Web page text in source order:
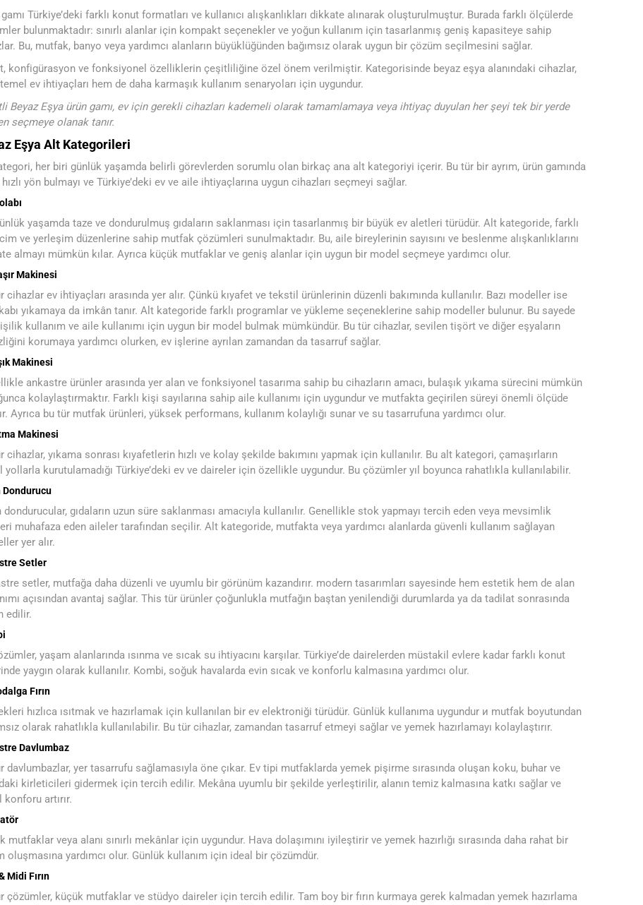
Türkiye’deki farklı konut formatları ve kullanıcı alışkanlıkları dikkate alınarak oluşturulmuştur. Burada farklı ölçülerde
bulunmaktadır: sınırlı alanlar için kompakt seçenekler ve yoğun kullanım için tasarlanmış geniş kapasiteye sahip
Bu, mutfak, banyo veya yardımcı alanların büyüklüğünden bağımsız olarak uygun bir çözüm seçilmesini sağlar.
konfigürasyon ve fonksiyonel özelliklerin çeşitliliğine özel önem verilmiştir. Kategorisinde beyaz eşya alanındaki cihazlar,
ev ihtiyaçları hem de daha karmaşık kullanım senaryoları için uygundur.
Beyaz Eşya ürün gamı, ev için gerekli cihazları kademeli olarak tamamlamaya veya ihtiyaç duyulan her şeyi tek bir yerde
seçmeye olanak tanır.
Eşya Alt Kategorileri
her biri günlük yaşamda belirli görevlerden sorumlu olan birkaç ana alt kategoriyi içerir. Bu tür bir ayrım, ürün gamında
yön bulmayı ve Türkiye’deki ev ve aile ihtiyaçlarına uygun cihazları seçmeyi sağlar.
yaşamda taze ve dondurulmuş gıdaların saklanması için tasarlanmış bir büyük ev aletleri türüdür. Alt kategoride, farklı
ve yerleşim düzenlerine sahip mutfak çözümleri sunulmaktadır. Bu, aile bireylerinin sayısını ve beslenme alışkanlıklarını
almayı mümkün kılar. Ayrıca küçük mutfaklar ve geniş alanlar için uygun bir model seçmeye yardımcı olur.
Makinesi
cihazlar ev ihtiyaçları arasında yer alır. Çünkü kıyafet ve tekstil ürünlerinin düzenli bakımında kullanılır. Bazı modeller ise
yıkamaya da imkân tanır. Alt kategoride farklı programlar ve yükleme seçeneklerine sahip modeller bulunur. Bu sayede
kullanım ve aile kullanımı için uygun bir model bulmak mümkündür. Bu tür cihazlar, sevilen tişört ve diğer eşyaların
korumaya yardımcı olurken, ev işlerine ayrılan zamandan da tasarruf sağlar.
Makinesi
ankastre ürünler arasında yer alan ve fonksiyonel tasarıma sahip bu cihazların amacı, bulaşık yıkama sürecini mümkün
kolaylaştırmaktır. Farklı kişi sayılarına sahip aile kullanımı için uygundur ve mutfakta geçirilen süreyi önemli ölçüde
Ayrıca bu tür mutfak ürünleri, yüksek performans, kullanım kolaylığı sunar ve su tasarrufuna yardımcı olur.
Makinesi
cihazlar, yıkama sonrası kıyafetlerin hızlı ve kolay şekilde bakımını yapmak için kullanılır. Bu alt kategori, çamaşırların
yollarla kurutulamadığı Türkiye’deki ev ve daireler için özellikle uygundur. Bu çözümler yıl boyunca rahatlıkla kullanılabilir.
Dondurucu
dondurucular, gıdaların uzun süre saklanması amacıyla kullanılır. Genellikle stok yapmayı tercih eden veya mevsimlik
muhafaza eden aileler tarafından seçilir. Alt kategoride, mutfakta veya yardımcı alanlarda güvenli kullanım sağlayan
yer alır.
Setler
setler, mutfağa daha düzenli ve uyumlu bir görünüm kazandırır. modern tasarımları sayesinde hem estetik hem de alan
açısından avantaj sağlar. This tür ürünler çoğunlukla mutfağın baştan yenilendiği durumlarda ya da tadilat sonrasında
edilir.
yaşam alanlarında ısınma ve sıcak su ihtiyacını karşılar. Türkiye’de dairelerden müstakil evlere kadar farklı konut
yaygın olarak kullanılır. Kombi, soğuk havalarda evin sıcak ve konforlu kalmasına yardımcı olur.
Fırın
hızlıca ısıtmak ve hazırlamak için kullanılan bir ev elektroniği türüdür. Günlük kullanıma uygundur и mutfak boyutundan
olarak rahatlıkla kullanılabilir. Bu tür cihazlar, zamandan tasarruf etmeyi sağlar ve yemek hazırlamayı kolaylaştırır.
Davlumbaz
davlumbazlar, yer tasarrufu sağlamasıyla öne çıkar. Ev tipi mutfaklarda yemek pişirme sırasında oluşan koku, buhar ve
kirleticileri gidermek için tercih edilir. Mekâna uyumlu bir şekilde yerleştirilir, alanın temiz kalmasına katkı sağlar ve
konforu artırır.
mutfaklar veya alanı sınırlı mekânlar için uygundur. Hava dolaşımını iyileştirir ve yemek hazırlığı sırasında daha rahat bir
oluşmasına yardımcı olur. Günlük kullanım için ideal bir çözümdür.
Midi Fırın
çözümler, küçük mutfaklar ve stüdyo daireler için tercih edilir. Tam boy bir fırın kurmaya gerek kalmadan yemek hazırlama